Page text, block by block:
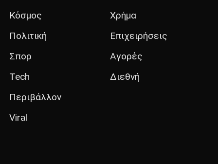
Κόσμος
Πολιτική
Σπορ
Tech
Περιβάλλον
Viral
Χρήμα
Επιχειρήσεις
Αγορές
Διεθνή